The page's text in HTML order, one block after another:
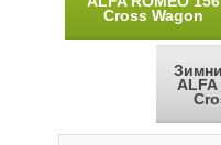
Cross Wagon
ALFA